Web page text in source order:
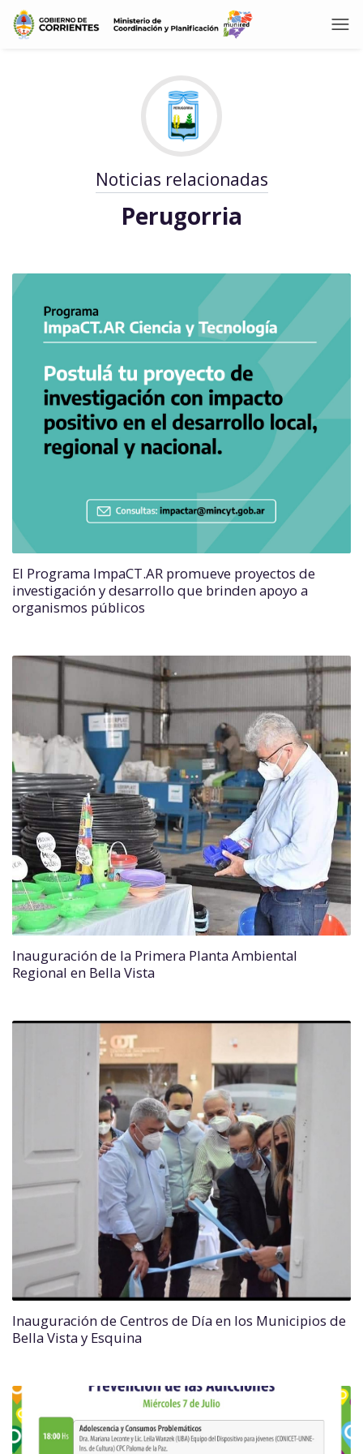
Noticias relacionadas
Perugorria
El Programa ImpaCT.AR promueve proyectos de
investigación y desarrollo que brinden apoyo a
organismos públicos
Inauguración de la Primera Planta Ambiental
Regional en Bella Vista
Inauguración de Centros de Día en los Municipios de
Bella Vista y Esquina